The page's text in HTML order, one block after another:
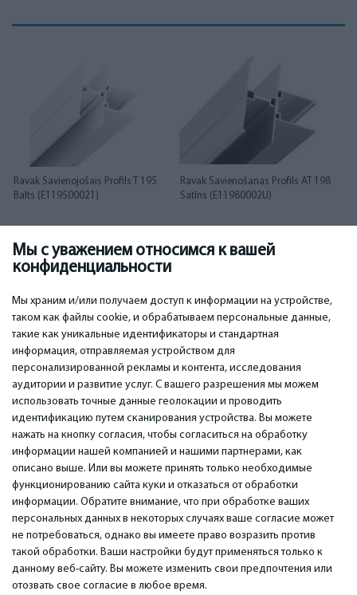
Мы с уважением относимся к вашей
конфиденциальности
Мы храним и/или получаем доступ к информации на устройстве,
таком как файлы cookie, и обрабатываем персональные данные,
такие как уникальные идентификаторы и стандартная
информация, отправляемая устройством для
персонализированной рекламы и контента, исследования
аудитории и развитие услуг. С вашего разрешения мы можем
использовать точные данные геолокации и проводить
идентификацию путем сканирования устройства. Вы можете
нажать на кнопку согласия, чтобы согласиться на обработку
информации нашей компанией и нашими партнерами, как
описано выше. Или вы можете принять только необходимые
функционированию сайта куки и отказаться от обработки
информации. Обратите внимание, что при обработке ваших
персональных данных в некоторых случаях ваше согласие может
не потребоваться, однако вы имеете право возразить против
такой обработки. Ваши настройки будут применяться только к
данному веб-сайту. Вы можете изменить свои предпочтения или
отозвать свое согласие в любое время.
Ravak Savienojošais Profils T 195
Balts (E119500021)
55.00€
Ravak Savienošanas Profils AT 198
Satīns (E11980002U)
79.00€
ВАЖНОЕ
Сервисные центры
Гарантия
Условия использования
Политика
конфиденциальности
Контакты
Дистанционный договор
КОНТАКТЫ
Тел. +371 67296734
Моб. +371 27725222
WhatsApp +371 27725222
Краста 89, Рига, Латвия
© 2026 All Rights Reserved.
www.bm.market